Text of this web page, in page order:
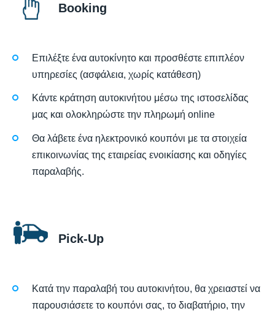
Booking
Επιλέξτε ένα αυτοκίνητο και προσθέστε επιπλέον
υπηρεσίες (ασφάλεια, χωρίς κατάθεση)
Κάντε κράτηση αυτοκινήτου μέσω της ιστοσελίδας
μας και ολοκληρώστε την πληρωμή online
Θα λάβετε ένα ηλεκτρονικό κουπόνι με τα στοιχεία
επικοινωνίας της εταιρείας ενοικίασης και οδηγίες
παραλαβής.
Pick-Up
Κατά την παραλαβή του αυτοκινήτου, θα χρειαστεί να
παρουσιάσετε το κουπόνι σας, το διαβατήριο, την